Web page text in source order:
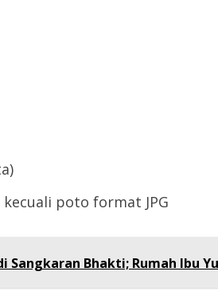
poto format JPG
Sangkaran Bhakti; Rumah Ibu